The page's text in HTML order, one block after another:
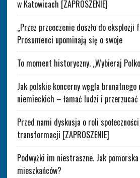
w Katowicach [ZAPROSZENIE]
„Przez przeoczenie doszło do eksplozji
Prosumenci upominają się o swoje
To moment historyczny. „Wybieraj
Jak polskie koncerny węgla brunatnego
niemieckich – łamać ludzi i
Przed nami dyskusja o roli
transformacji [ZAPROSZENIE]
Podwyżki im niestraszne. Jak pomorska
mieszkańców?